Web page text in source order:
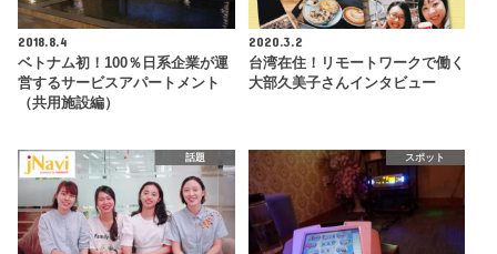
2018.8.4
ベトナム初！100％日系企業が運
営するサービスアパートメント
（共用施設編）
2020.3.2
台湾在住！リモートワークで働く
大部久美子さんインタビュー
話題 スポット